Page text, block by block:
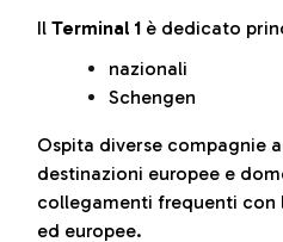
Il Terminal 1 è dedicato
nazionali
Schengen
Ospita diverse compagnie
destinazioni europee e
collegamenti frequenti
ed europee.